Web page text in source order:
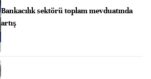
Bankacılık sektörü toplam mevduatında
artış